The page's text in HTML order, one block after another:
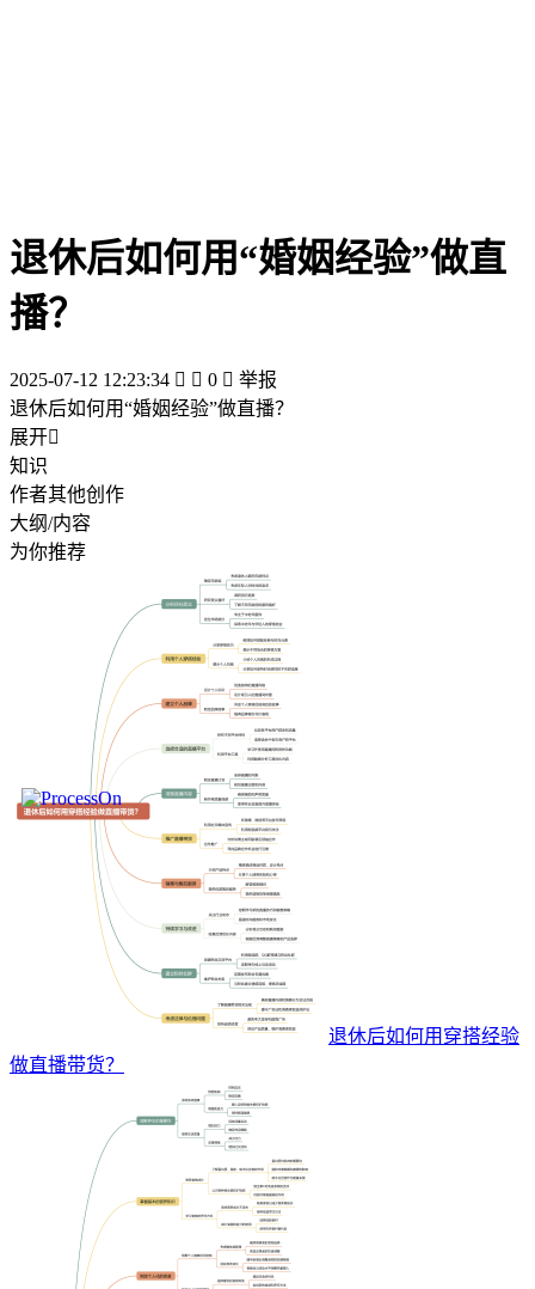
退休后如何用“婚姻经验”做直
播？
2025-07-12 12:23:34   0  举报
退休后如何用“婚姻经验”做直播？
展开
知识
作者其他创作
大纲/内容
为你推荐
退休后如何用穿搭经验
做直播带货？